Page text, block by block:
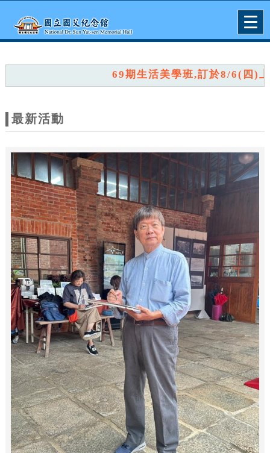
網
站
主
題
69期生活美學班,訂於8/6(四)上午9
最新活動